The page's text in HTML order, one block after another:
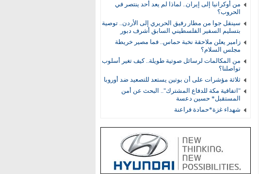
من أوكرانيا إلى إيران.. لماذا لم يعد أحد ينتصر في
الحروب؟
سينقل جوا من مطار رفيق الحريري إلى الأردن.. توصية
بتسليم السفير الفلسطيني السابق أشرف دبور
زامير يعلن ملاحقة نخبة حماس.. فما مصير خريطة
مجلس السلام؟
من المكالمات لرسائل صوتية طويلة.. كيف تغير أسلوب
تواصلنا؟
ثلاثة مؤشرات على أن بوتين يستعد للتصعيد ضد أوروبا
"اتفاقية مكة للدفاع المشترك".. البحث عن أمن
المستقبل* حسين دعسة
شهداء غزة*حمادة فراعنة